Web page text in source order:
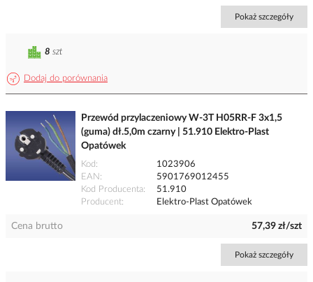
Pokaż szczegóły
Dodaj do porównania
8 szt
Przewód przylaczeniowy W-3T H05RR-F 3x1,5
(guma) dł.5,0m czarny | 51.910 Elektro-Plast
Opatówek
Kod
1023906
EAN
5901769012455
Kod Producenta
51.910
Producent
Elektro-Plast Opatówek
Cena brutto 57,39 zł/szt
Pokaż szczegóły